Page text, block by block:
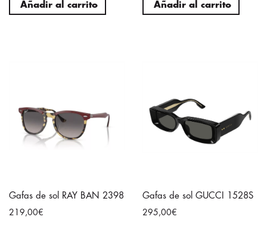
Añadir al carrito Añadir al carrito
Gafas de sol RAY BAN 2398
219,00€
Gafas de sol GUCCI 1528S
295,00€